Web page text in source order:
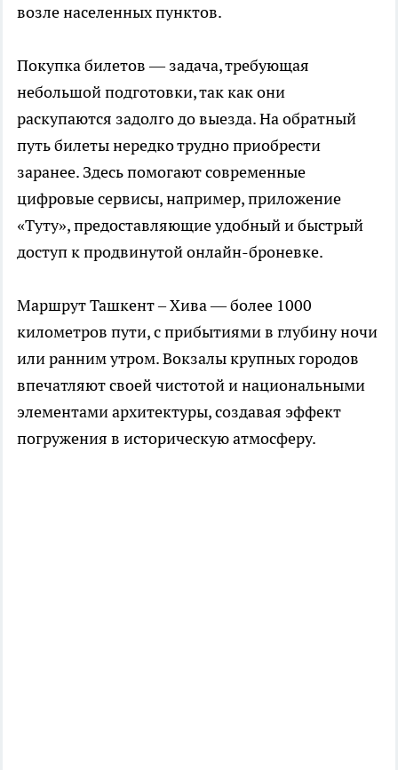
возле населенных пунктов.
Покупка билетов — задача, требующая
небольшой подготовки, так как они
раскупаются задолго до выезда. На обратный
путь билеты нередко трудно приобрести
заранее. Здесь помогают современные
цифровые сервисы, например, приложение
«Туту», предоставляющие удобный и быстрый
доступ к продвинутой онлайн-броневке.
Маршрут Ташкент – Хива — более 1000
километров пути, с прибытиями в глубину ночи
или ранним утром. Вокзалы крупных городов
впечатляют своей чистотой и национальными
элементами архитектуры, создавая эффект
погружения в историческую атмосферу.